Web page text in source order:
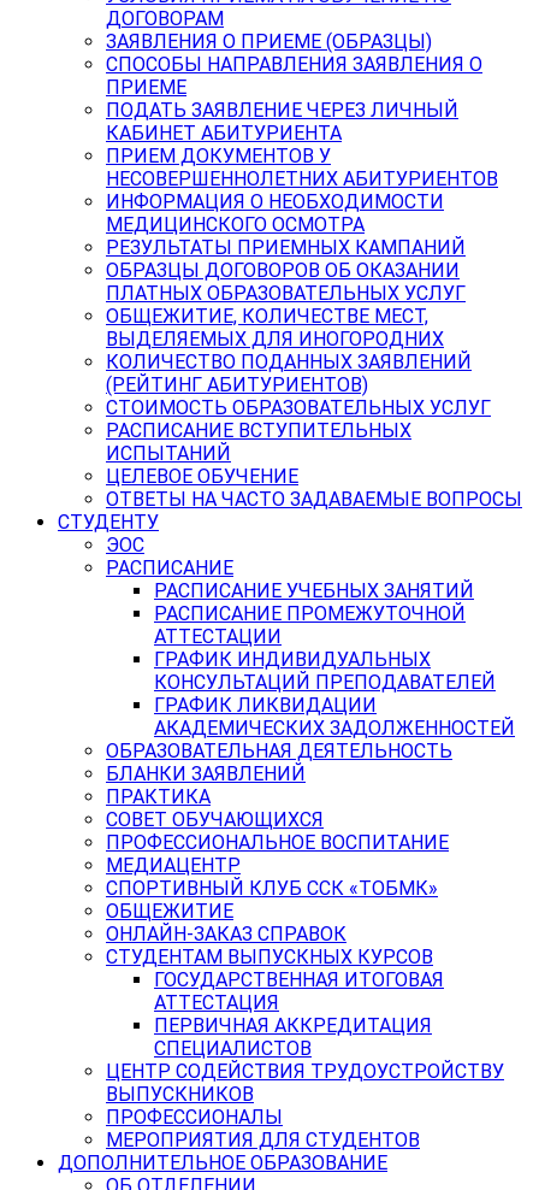
ДОГОВОРАМ
ЗАЯВЛЕНИЯ О ПРИЕМЕ (ОБРАЗЦЫ)
СПОСОБЫ НАПРАВЛЕНИЯ ЗАЯВЛЕНИЯ О
ПРИЕМЕ
ПОДАТЬ ЗАЯВЛЕНИЕ ЧЕРЕЗ ЛИЧНЫЙ
КАБИНЕТ АБИТУРИЕНТА
ПРИЕМ ДОКУМЕНТОВ У
НЕСОВЕРШЕННОЛЕТНИХ АБИТУРИЕНТОВ
ИНФОРМАЦИЯ О НЕОБХОДИМОСТИ
МЕДИЦИНСКОГО ОСМОТРА
РЕЗУЛЬТАТЫ ПРИЕМНЫХ КАМПАНИЙ
ОБРАЗЦЫ ДОГОВОРОВ ОБ ОКАЗАНИИ
ПЛАТНЫХ ОБРАЗОВАТЕЛЬНЫХ УСЛУГ
ОБЩЕЖИТИЕ, КОЛИЧЕСТВЕ МЕСТ,
ВЫДЕЛЯЕМЫХ ДЛЯ ИНОГОРОДНИХ
КОЛИЧЕСТВО ПОДАННЫХ ЗАЯВЛЕНИЙ
(РЕЙТИНГ АБИТУРИЕНТОВ)
СТОИМОСТЬ ОБРАЗОВАТЕЛЬНЫХ УСЛУГ
РАСПИСАНИЕ ВСТУПИТЕЛЬНЫХ
ИСПЫТАНИЙ
ЦЕЛЕВОЕ ОБУЧЕНИЕ
ОТВЕТЫ НА ЧАСТО ЗАДАВАЕМЫЕ ВОПРОСЫ
СТУДЕНТУ
ЭОС
РАСПИСАНИЕ
РАСПИСАНИЕ УЧЕБНЫХ ЗАНЯТИЙ
РАСПИСАНИЕ ПРОМЕЖУТОЧНОЙ
АТТЕСТАЦИИ
ГРАФИК ИНДИВИДУАЛЬНЫХ
КОНСУЛЬТАЦИЙ ПРЕПОДАВАТЕЛЕЙ
ГРАФИК ЛИКВИДАЦИИ
АКАДЕМИЧЕСКИХ ЗАДОЛЖЕННОСТЕЙ
ОБРАЗОВАТЕЛЬНАЯ ДЕЯТЕЛЬНОСТЬ
БЛАНКИ ЗАЯВЛЕНИЙ
ПРАКТИКА
СОВЕТ ОБУЧАЮЩИХСЯ
ПРОФЕССИОНАЛЬНОЕ ВОСПИТАНИЕ
МЕДИАЦЕНТР
СПОРТИВНЫЙ КЛУБ ССК «ТОБМК»
ОБЩЕЖИТИЕ
ОНЛАЙН-ЗАКАЗ СПРАВОК
СТУДЕНТАМ ВЫПУСКНЫХ КУРСОВ
ГОСУДАРСТВЕННАЯ ИТОГОВАЯ
АТТЕСТАЦИЯ
ПЕРВИЧНАЯ АККРЕДИТАЦИЯ
СПЕЦИАЛИСТОВ
ЦЕНТР СОДЕЙСТВИЯ ТРУДОУСТРОЙСТВУ
ВЫПУСКНИКОВ
ПРОФЕССИОНАЛЫ
МЕРОПРИЯТИЯ ДЛЯ СТУДЕНТОВ
ДОПОЛНИТЕЛЬНОЕ ОБРАЗОВАНИЕ